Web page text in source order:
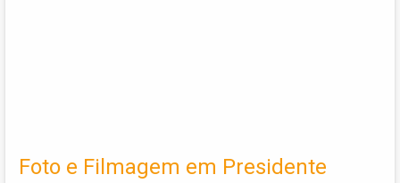
Foto e Filmagem em Presidente